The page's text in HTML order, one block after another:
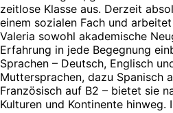
zeitlose Klasse aus. Derzeit
einem sozialen Fach und
Valeria sowohl akademische
Erfahrung in jede Begegnung
Sprachen – Deutsch, Englisch
Muttersprachen, dazu Spanisch
Französisch auf B2 – bietet sie
Kulturen und Kontinente hinweg.